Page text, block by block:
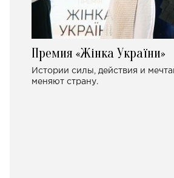
Премия «Жінка України»
Истории силы, действия и
меняют страну.